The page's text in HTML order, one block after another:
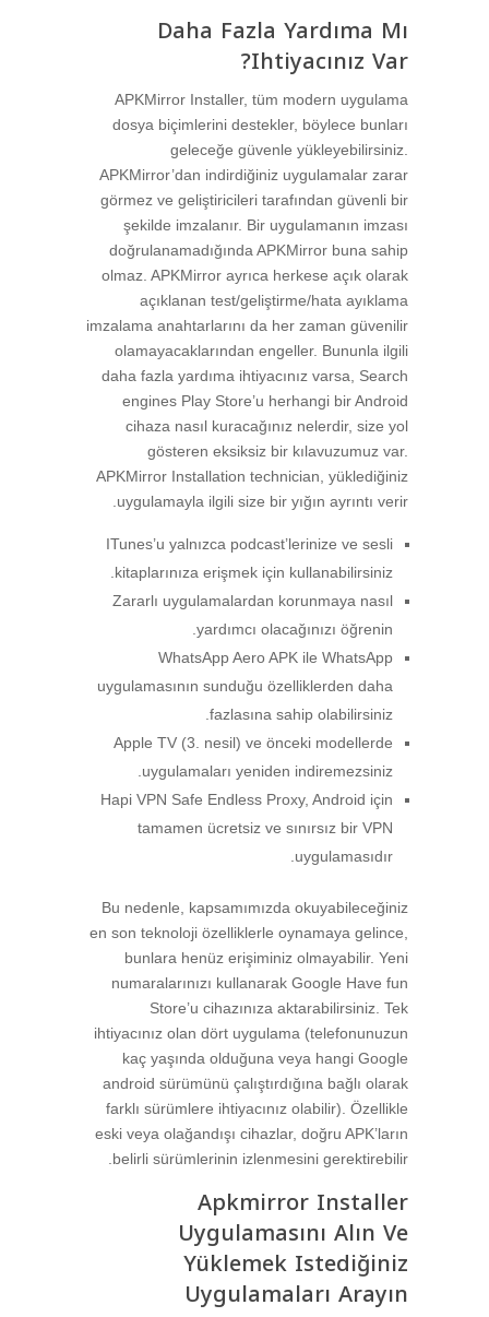
Daha Fazla Yardıma Mı
Ihtiyacınız Var?
APKMirror Installer, tüm modern uygulama
dosya biçimlerini destekler, böylece bunları
geleceğe güvenle yükleyebilirsiniz.
APKMirror’dan indirdiğiniz uygulamalar zarar
görmez ve geliştiricileri tarafından güvenli bir
şekilde imzalanır. Bir uygulamanın imzası
doğrulanamadığında APKMirror buna sahip
olmaz. APKMirror ayrıca herkese açık olarak
açıklanan test/geliştirme/hata ayıklama
imzalama anahtarlarını da her zaman güvenilir
olamayacaklarından engeller. Bununla ilgili
daha fazla yardıma ihtiyacınız varsa, Search
engines Play Store’u herhangi bir Android
cihaza nasıl kuracağınız nelerdir, size yol
gösteren eksiksiz bir kılavuzumuz var.
APKMirror Installation technician, yüklediğiniz
uygulamayla ilgili size bir yığın ayrıntı verir.
ITunes’u yalnızca podcast’lerinize ve sesli
kitaplarınıza erişmek için kullanabilirsiniz.
Zararlı uygulamalardan korunmaya nasıl
yardımcı olacağınızı öğrenin.
WhatsApp Aero APK ile WhatsApp
uygulamasının sunduğu özelliklerden daha
fazlasına sahip olabilirsiniz.
Apple TV (3. nesil) ve önceki modellerde
uygulamaları yeniden indiremezsiniz.
Hapi VPN Safe Endless Proxy, Android için
tamamen ücretsiz ve sınırsız bir VPN
uygulamasıdır.
Bu nedenle, kapsamımızda okuyabileceğiniz
en son teknoloji özelliklerle oynamaya gelince,
bunlara henüz erişiminiz olmayabilir. Yeni
numaralarınızı kullanarak Google Have fun
Store’u cihazınıza aktarabilirsiniz. Tek
ihtiyacınız olan dört uygulama (telefonunuzun
kaç yaşında olduğuna veya hangi Google
android sürümünü çalıştırdığına bağlı olarak
farklı sürümlere ihtiyacınız olabilir). Özellikle
eski veya olağandışı cihazlar, doğru APK’ların
belirli sürümlerinin izlenmesini gerektirebilir.
Apkmirror Installer
Uygulamasını Alın Ve
Yüklemek Istediğiniz
Uygulamaları Arayın